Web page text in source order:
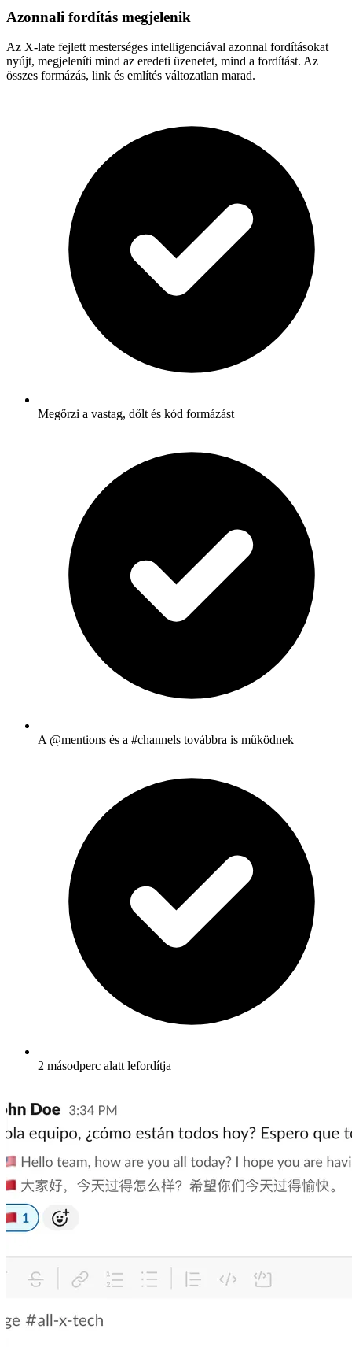
Azonnali fordítás megjelenik
Az X-late fejlett mesterséges intelligenciával azonnal fordításokat
nyújt, megjeleníti mind az eredeti üzenetet, mind a fordítást. Az
összes formázás, link és említés változatlan marad.
Megőrzi a vastag, dőlt és kód formázást
A @mentions és a #channels továbbra is működnek
2 másodperc alatt lefordítja